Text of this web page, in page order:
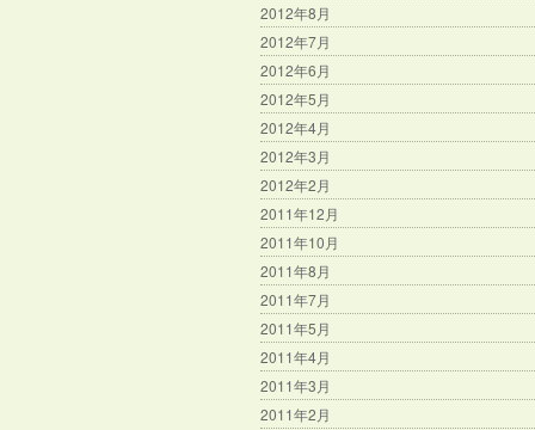
2012年8月
2012年7月
2012年6月
2012年5月
2012年4月
2012年3月
2012年2月
2011年12月
2011年10月
2011年8月
2011年7月
2011年5月
2011年4月
2011年3月
2011年2月